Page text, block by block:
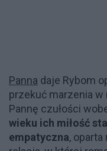
Panna daje Rybom
przekuć marzenia
Pannę czułości
wieku ich miłość
empatyczna,